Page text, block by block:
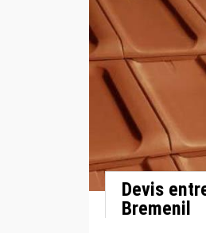
Devis
Bremenil